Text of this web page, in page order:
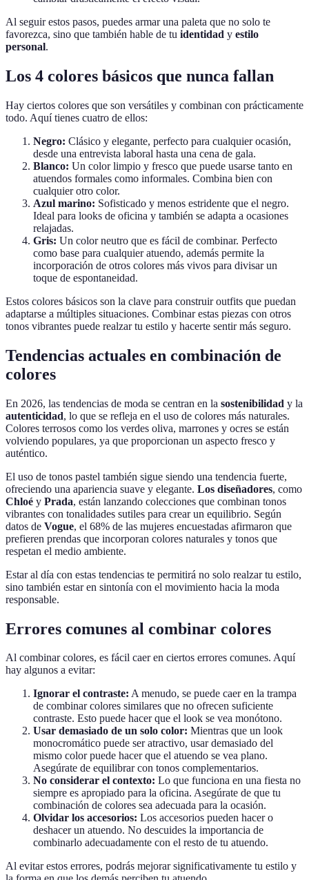
Al seguir estos pasos, puedes armar una paleta que no solo te
favorezca, sino que también hable de tu identidad y estilo
personal.
Los 4 colores básicos que nunca fallan
Hay ciertos colores que son versátiles y combinan con prácticamente
todo. Aquí tienes cuatro de ellos:
Negro: Clásico y elegante, perfecto para cualquier ocasión,
desde una entrevista laboral hasta una cena de gala.
Blanco: Un color limpio y fresco que puede usarse tanto en
atuendos formales como informales. Combina bien con
cualquier otro color.
Azul marino: Sofisticado y menos estridente que el negro.
Ideal para looks de oficina y también se adapta a ocasiones
relajadas.
Gris: Un color neutro que es fácil de combinar. Perfecto
como base para cualquier atuendo, además permite la
incorporación de otros colores más vivos para divisar un
toque de espontaneidad.
Estos colores básicos son la clave para construir outfits que puedan
adaptarse a múltiples situaciones. Combinar estas piezas con otros
tonos vibrantes puede realzar tu estilo y hacerte sentir más seguro.
Tendencias actuales en combinación de
colores
En 2026, las tendencias de moda se centran en la sostenibilidad y la
autenticidad, lo que se refleja en el uso de colores más naturales.
Colores terrosos como los verdes oliva, marrones y ocres se están
volviendo populares, ya que proporcionan un aspecto fresco y
auténtico.
El uso de tonos pastel también sigue siendo una tendencia fuerte,
ofreciendo una apariencia suave y elegante. Los diseñadores, como
Chloé y Prada, están lanzando colecciones que combinan tonos
vibrantes con tonalidades sutiles para crear un equilibrio. Según
datos de Vogue, el 68% de las mujeres encuestadas afirmaron que
prefieren prendas que incorporan colores naturales y tonos que
respetan el medio ambiente.
Estar al día con estas tendencias te permitirá no solo realzar tu estilo,
sino también estar en sintonía con el movimiento hacia la moda
responsable.
Errores comunes al combinar colores
Al combinar colores, es fácil caer en ciertos errores comunes. Aquí
hay algunos a evitar:
Ignorar el contraste: A menudo, se puede caer en la trampa
de combinar colores similares que no ofrecen suficiente
contraste. Esto puede hacer que el look se vea monótono.
Usar demasiado de un solo color: Mientras que un look
monocromático puede ser atractivo, usar demasiado del
mismo color puede hacer que el atuendo se vea plano.
Asegúrate de equilibrar con tonos complementarios.
No considerar el contexto: Lo que funciona en una fiesta no
siempre es apropiado para la oficina. Asegúrate de que tu
combinación de colores sea adecuada para la ocasión.
Olvidar los accesorios: Los accesorios pueden hacer o
deshacer un atuendo. No descuides la importancia de
combinarlo adecuadamente con el resto de tu atuendo.
Al evitar estos errores, podrás mejorar significativamente tu estilo y